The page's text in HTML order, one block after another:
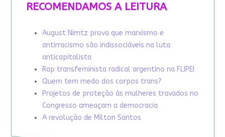
RECOMENDAMOS A LEITURA
August Nimtz prova que marxismo e
antirracismo são indissociáveis na luta
anticapitalista
Rap transfeminista radical argentino na FLIPEI
Quem tem medo dos corpos trans?
Projetos de proteção às mulheres travados no
Congresso ameaçam a democracia
A revolução de Milton Santos